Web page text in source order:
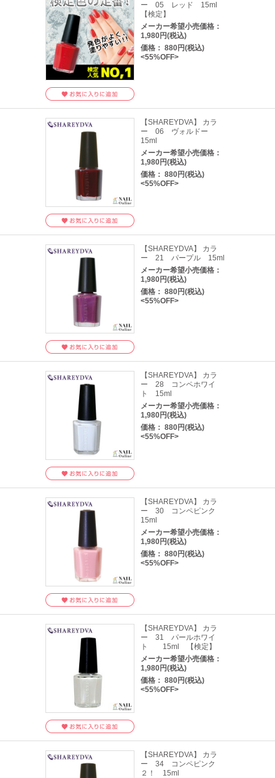
ー 05 レッド 15ml
【検定】
メーカー希望小売価格：
1,980円(税込)
価格： 880円(税込)
<55%OFF>
【SHAREYDVA】 カラ
ー 06 ヴォルドー
15ml
メーカー希望小売価格：
1,980円(税込)
価格： 880円(税込)
<55%OFF>
【SHAREYDVA】 カラ
ー 21 パープル 15ml
メーカー希望小売価格：
1,980円(税込)
価格： 880円(税込)
<55%OFF>
【SHAREYDVA】 カラ
ー 28 コンペホワイ
ト 15ml
メーカー希望小売価格：
1,980円(税込)
価格： 880円(税込)
<55%OFF>
【SHAREYDVA】 カラ
ー 30 コンペピンク
15ml
メーカー希望小売価格：
1,980円(税込)
価格： 880円(税込)
<55%OFF>
【SHAREYDVA】 カラ
ー 31 パールホワイ
ト 15ml 【検定】
メーカー希望小売価格：
1,980円(税込)
価格： 880円(税込)
<55%OFF>
【SHAREYDVA】 カラ
ー 34 コンペピンク
２！ 15ml